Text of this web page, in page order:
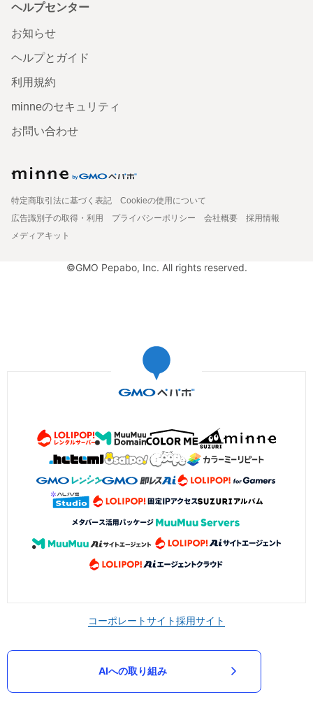
ヘルプセンター
お知らせ
ヘルプとガイド
利用規約
minneのセキュリティ
お問い合わせ
特定商取引法に基づく表記
Cookieの使用について
広告識別子の取得・利用
プライバシーポリシー 会社概要
採用情報
メディアキット
©GMO Pepabo, Inc. All rights reserved.
コーポレートサイト採用サイト
AIへの取り組み